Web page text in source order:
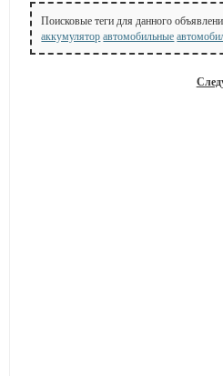
Поисковые теги для данного
аккумулятор автомобильные